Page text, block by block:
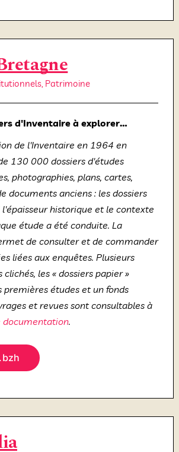
, Patrimoine
d'Inventaire à explorer…
de l'Inventaire en 1964 en
130 000 dossiers d'études
photographies, plans, cartes,
documents anciens : les dossiers
historique et le contexte
étude a été conduite. La
de consulter et de commander
liées aux enquêtes. Plusieurs
les « dossiers papier »
premières études et un fonds
et revues sont consultables à
documentation.